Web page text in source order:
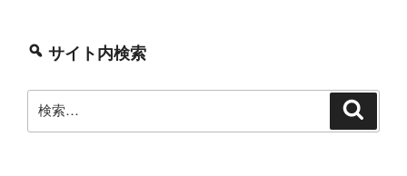
サイト内検索
索: